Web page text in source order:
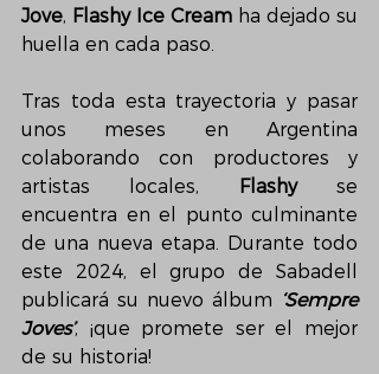
Jove, Flashy Ice Cream ha dejado su
huella en cada paso.
Tras toda esta trayectoria y pasar
unos meses en Argentina
colaborando con productores y
artistas locales,
Flashy se
encuentra en el punto culminante
de una nueva etapa. Durante todo
este 2024, el grupo de Sabadell
publicará su nuevo álbum ‘Sempre
Joves’, ¡que promete ser el mejor
de su historia!